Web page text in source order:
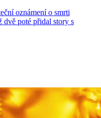
oznámení o smrti
dvě poté přidal story s